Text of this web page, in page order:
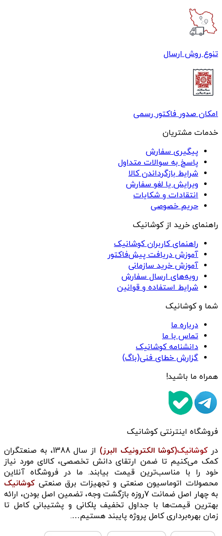
تنوع روش ارسال
امکان صدور فاکتور رسمی
خدمات مشتریان
پیگیری سفارش
پاسخ به سوالات متداول
شرایط بازگرداندن کالا
ویرایش یا لغو سفارش
انتقادات و شکایات
حریم خصوصی
راهنمای خرید از کوشانیک
راهنمای کاربران کوشانیک
آموزش دریافت پیش‌فاکتور
آموزش خرید سازمانی
رویه‌های ارسال سفارش
شرایط استفاده و قوانین
شما و کوشانیک
درباره ما
تماس با ما
دانشنامه کوشانیک
گزارش خطای فنی(باگ)
همراه ما باشید!
فروشگاه اینترنتی کوشانیک
در کوشانیک(کوشا الکترونیک البرز)
از سال 1388، به صنعتگران
کمک می‌کنیم تا ضمن ارتقای دانش تخصصی، کالای مورد نیاز
خود را با مناسب‌ترین قیمت بیابند. ما در فروشگاه آنلاین
محصولات اتوماسیون صنعتی و تجهیزات برق صنعتی کوشانیک
به چهار اصل ضمانت 7روزه بازگشت وجه، تضمین اصل بودن، ارائه
بهترین قیمت‌ها با جداول تخفیف پلکانی و پشتیبانی کامل تا
زمان بهره‌برداری کامل پروژه پایبند هستیم….